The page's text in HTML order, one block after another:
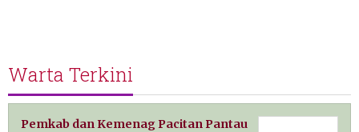
Warta Terkini
Pemkab dan Kemenag Pacitan Pantau